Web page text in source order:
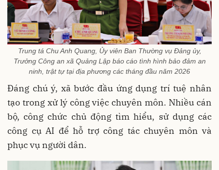
Trung tá Chu Anh Quang, Ủy viên Ban Thường vụ Đảng ủy,
Trưởng Công an xã Quảng Lập báo cáo tình hình bảo đảm an
ninh, trật tự tại địa phương các tháng đầu năm 2026
Đáng chú ý, xã bước đầu ứng dụng trí tuệ nhân
tạo trong xử lý công việc chuyên môn. Nhiều cán
bộ, công chức chủ động tìm hiểu, sử dụng các
công cụ AI để hỗ trợ công tác chuyên môn và
phục vụ người dân.